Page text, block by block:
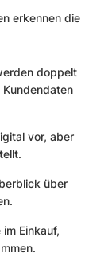
erkennen die
doppelt
vor, aber
über
Einkauf,